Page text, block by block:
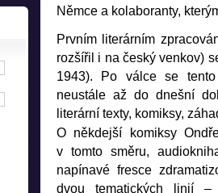
Němce a kolaboranty,
Prvním literárním
rozšířil i na český venkov)
1943). Po válce se
neustále až do dnešní
literární texty, komiksy,
O někdejší komiksy
v tomto směru,
napínavé fresce
dvou tematických linií –